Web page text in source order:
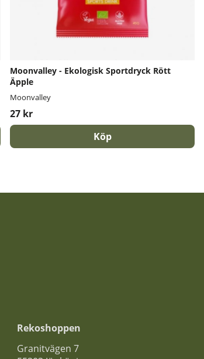
Moonvalley - Ekologisk Sportdryck Rött
Äpple
Moonvalley
27 kr
Köp
Rekoshoppen
Granitvägen 7